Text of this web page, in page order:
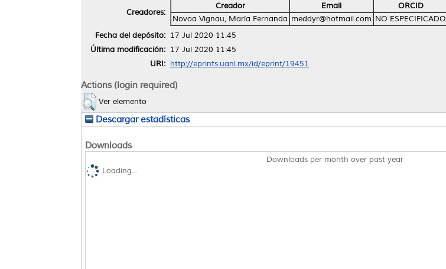
Creadores:
Creador Email
ORCID
Novoa Vignau, María Fernanda meddyr@hotmail.com NO ESPECIFICADO
Fecha del depósito: 17 Jul 2020 11:45
Última modificación: 17 Jul 2020 11:45
URI: http://eprints.uanl.mx/id/eprint/19451
Actions (login required)
Ver elemento
Descargar estadísticas
Downloads
Downloads per month over past year
Loading...